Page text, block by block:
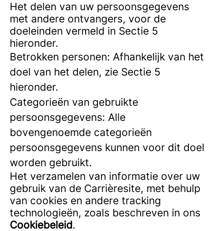
Het delen van uw persoonsgegevens
met andere ontvangers, voor de
doeleinden vermeld in Sectie 5
hieronder.
Betrokken personen: Afhankelijk van het
doel van het delen, zie Sectie 5
hieronder.
Categorieën van gebruikte
persoonsgegevens: Alle
bovengenoemde categorieën
persoonsgegevens kunnen voor dit doel
worden gebruikt.
Het verzamelen van informatie over uw
gebruik van de Carrièresite, met behulp
van cookies en andere tracking
technologieën, zoals beschreven in ons
Cookiebeleid.